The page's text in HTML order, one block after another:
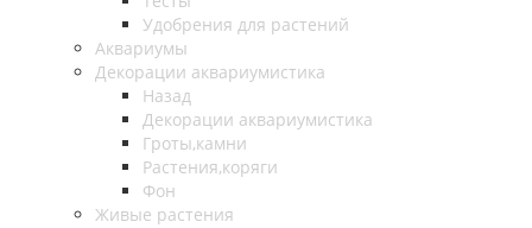
Удобрения для растений
Аквариумы
Декорации аквариумистика
Назад
Декорации аквариумистика
Гроты,камни
Растения,коряги
Фон
Живые растения